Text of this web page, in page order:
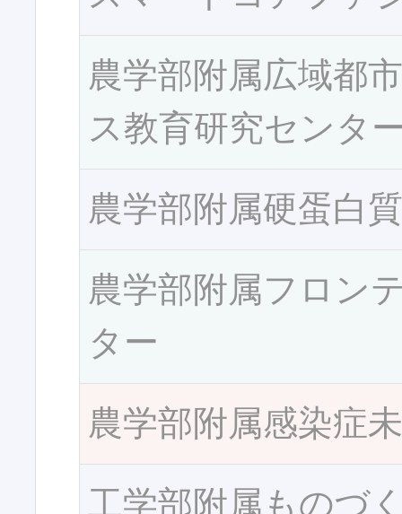
農学部附属広域都
ス教育研究センタ
農学部附属硬蛋白
農学部附属フロン
ター
農学部附属感染症
工学部附属ものづ